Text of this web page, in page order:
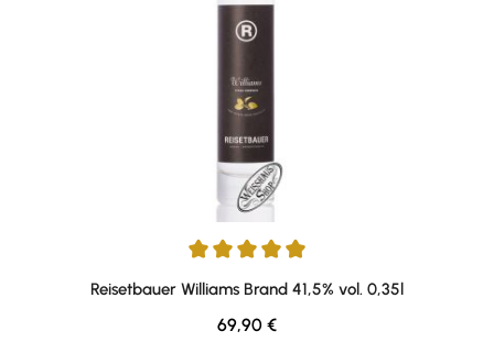
Durchschnittliche Bewertung von 4.89 von 5 Sternen
Reisetbauer Williams Brand 41,5% vol. 0,35l
Regulärer Preis:
69,90 €